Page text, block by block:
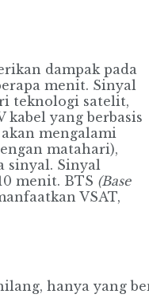
dampak pada
menit. Sinyal
teknologi satelit,
yang berbasis
mengalami
matahari),
sinyal. Sinyal
menit. BTS (Base
VSAT,
hanya yang